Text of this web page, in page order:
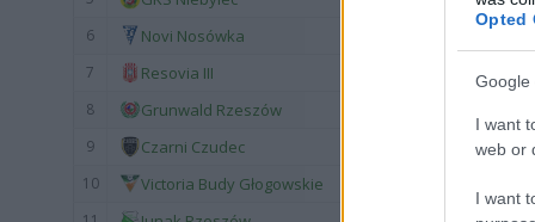
Opted
Google
I want
web or
I want
6 Novi Nosówka
7 Resovia III
8 Grunwald Rzeszów
9 Czarni Czudec
10 Victoria Budy Głogowskie